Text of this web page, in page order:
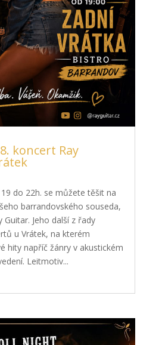
koncert Ray
do 22h. se můžete těšit na
barrandovského souseda,
Guitar. Jeho další z řady
u Vrátek, na kterém
hity napříč žánry v akustickém
Leitmotiv...